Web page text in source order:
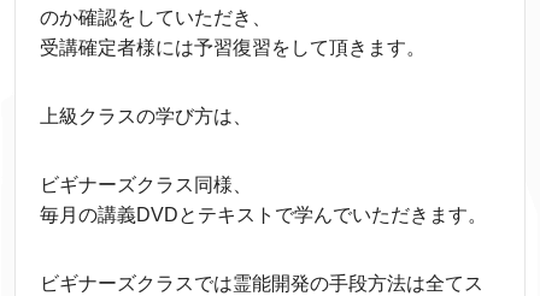
のか確認をしていただき、
受講確定者様には予習復習をして頂きます。
上級クラスの学び方は、
ビギナーズクラス同様、
毎月の講義DVDとテキストで学んでいただきます。
ビギナーズクラスでは霊能開発の手段方法は全てス